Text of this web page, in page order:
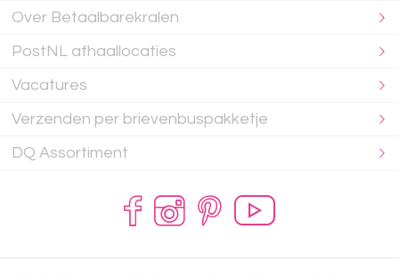
Over Betaalbarekralen
PostNL afhaallocaties
Vacatures
Verzenden per brievenbuspakketje
DQ Assortiment